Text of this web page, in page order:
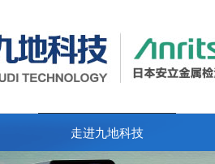
走进九地科技